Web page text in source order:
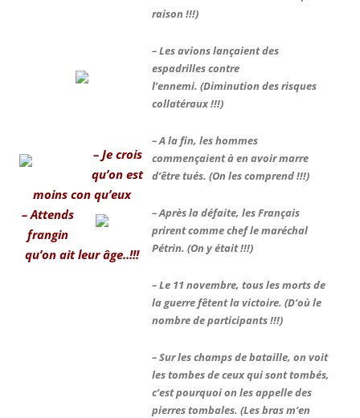
– Je crois
qu’on est
moins con qu’eux
– Attends
frangin
qu’on ait leur âge..!!!
raison !!!)
– Les avions lançaient des
espadrilles contre
l’ennemi. (Diminution des risques
collatéraux !!!)
– A la fin, les hommes
commençaient à en avoir marre
d’être tués. (On les comprend !!!)
– Après la défaite, les Français
prirent comme chef le maréchal
Pétrin. (On y était !!!)
– Le 11 novembre, tous les morts de
la guerre fêtent la victoire. (D’où le
nombre de participants !!!)
– Sur les champs de bataille, on voit
les tombes de ceux qui sont tombés,
c’est pourquoi on les appelle des
pierres tombales. (Les bras m’en